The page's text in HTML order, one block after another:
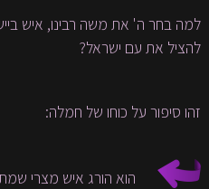
למה בחר ה' את משה רבינו, איש
להציל את עם ישראל?
זהו סיפור על כוחו של חמלה:
הוא הורג איש מצרי